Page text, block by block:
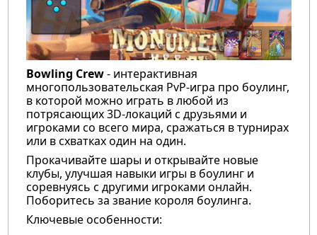
Bowling Crew- интерактивная
многопользовательская PvP-игра про боулинг,
в которой можно играть в любой из
потрясающих 3D-локаций с друзьями и
игроками со всего мира, сражаться в турнирах
или в схватках один на один.
Прокачивайте шары и открывайте новые
клубы, улучшая навыки игры в боулинг и
соревнуясь с другими игроками онлайн.
Поборитесь за звание короля боулинга.
Ключевые особенности: